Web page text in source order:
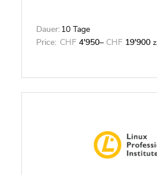
Die Themen dieses Kurses
Netzwerks (MS, Linux)
(Samba), Internet Gateway
Dauer: 10 Tage
Price: CHF 4'950– CHF 19'900